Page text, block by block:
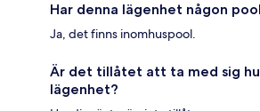
Har denna lägenhet någon
Ja, det finns inomhuspool.
Är det tillåtet att ta med sig
lägenhet?